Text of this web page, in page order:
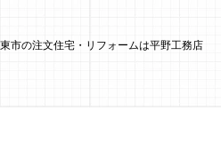
市の注文住宅・リフォームは平野工務店